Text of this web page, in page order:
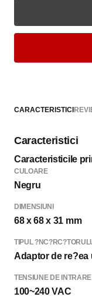
CARACTERISTICI
Caracteristici
Caracteristicile
CULOARE
Negru
DIMENSIUNI
68 x 68 x 31 mm
TIPUL
Adaptor de re?ea
TENSIUNE DE INTRARE
100~240 VAC